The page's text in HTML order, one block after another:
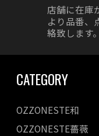
店舗に在庫
より品番、
絡致します。
CATEGORY
OZZONESTE和
OZZONESTE薔薇